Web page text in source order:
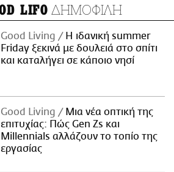
LIFO ΔΗΜΟΦΙΛΗ
Good Living
Η ιδανική summer
Friday ξεκινά με δουλειά στο σπίτι
και καταλήγει σε κάποιο νησί
Good Living
Μια νέα οπτική της
επιτυχίας: Πώς Gen Zs και
Millennials αλλάζουν το τοπίο της
εργασίας